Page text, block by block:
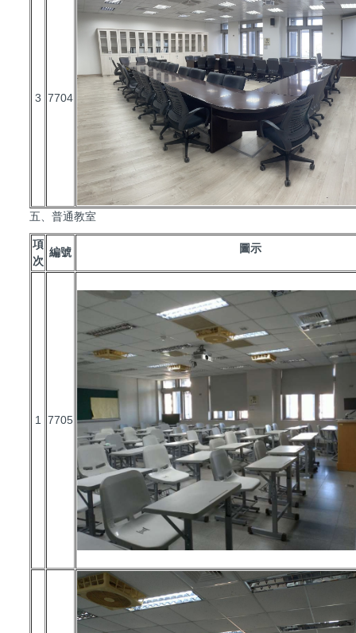
3 7704
五、普通教室
項
次
編號 圖示
1 7705